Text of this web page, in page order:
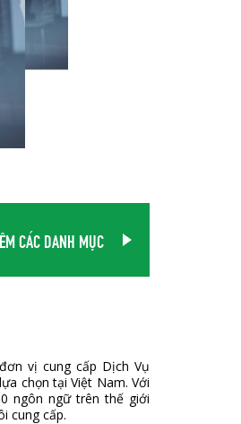
CÁC DANH MỤC
vị cung cấp Dịch Vụ
chọn tại Việt Nam. Với
ngôn ngữ trên thế giới
cung cấp.